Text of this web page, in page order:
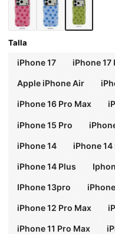
a de San
la temporada de bodas y
Talla
iPhone 17 iPhone 17
Apple iPhone Air
iPhone 16 Pro Max
iPhone 15 Pro
iPhone 14 iPhone 14
iPhone 14 Plus
IPhone 13pro
iPhone 12 Pro Max
iPhone 11 Pro Max